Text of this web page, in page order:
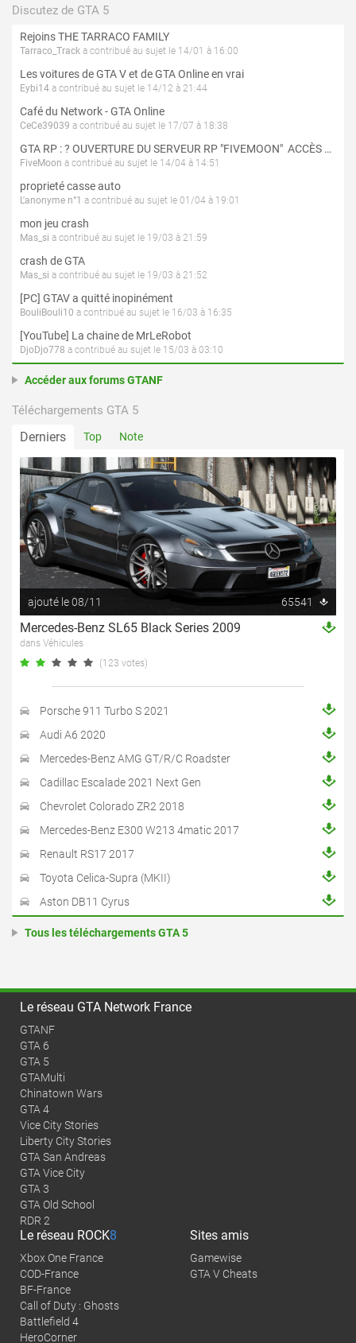
Discutez de GTA 5
Rejoins THE TARRACO FAMILY
Tarraco_Track a contribué au sujet le 14/01 à 16:00
Les voitures de GTA V et de GTA Online en vrai
Eybi14 a contribué au sujet le 14/12 à 21:44
Café du Network - GTA Online
CeCe39039 a contribué au sujet le 17/07 à 18:38
GTA RP : ? OUVERTURE DU SERVEUR RP "FIVEMOON"  ACCÈS LIBRE ?
FiveMoon a contribué au sujet le 14/04 à 14:51
proprieté casse auto
L'anonyme n°1 a contribué au sujet le 01/04 à 19:01
mon jeu crash
Mas_si a contribué au sujet le 19/03 à 21:59
crash de GTA
Mas_si a contribué au sujet le 19/03 à 21:52
[PC] GTAV a quitté inopinément
BouliBouli10 a contribué au sujet le 16/03 à 16:35
[YouTube] La chaine de MrLeRobot
DjoDjo778 a contribué au sujet le 15/03 à 03:10
Accéder aux forums GTANF
Téléchargements GTA 5
Derniers Top Note
ajouté le 08/11 65541
Mercedes-Benz SL65 Black Series 2009
dans Véhicules
(123 votes)
Porsche 911 Turbo S 2021
Audi A6 2020
Mercedes-Benz AMG GT/R/C Roadster
Cadillac Escalade 2021 Next Gen
Chevrolet Colorado ZR2 2018
Mercedes-Benz E300 W213 4matic 2017
Renault RS17 2017
Toyota Celica-Supra (MKII)
Aston DB11 Cyrus
Tous les téléchargements GTA 5
Le réseau GTA Network France
GTANF
GTA 6
GTA 5
GTAMulti
Chinatown Wars
GTA 4
Vice City Stories
Liberty City Stories
GTA San Andreas
GTA Vice City
GTA 3
GTA Old School
RDR 2
Le réseau ROCK8
Xbox One France
COD-France
BF-France
Call of Duty : Ghosts
Battlefield 4
HeroCorner
Sites amis
Gamewise
GTA V Cheats